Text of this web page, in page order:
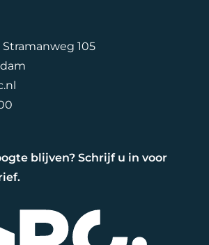
105
blijven? Schrijf u in voor